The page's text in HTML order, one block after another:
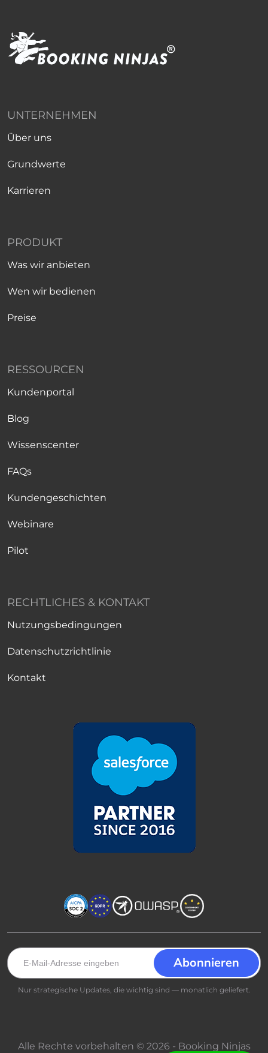
UNTERNEHMEN
Über uns
Grundwerte
Karrieren
PRODUKT
Was wir anbieten
Wen wir bedienen
Preise
RESSOURCEN
Kundenportal
Blog
Wissenscenter
FAQs
Kundengeschichten
Webinare
Pilot
RECHTLICHES & KONTAKT
Nutzungsbedingungen
Datenschutzrichtlinie
Kontakt
Nur strategische Updates, die wichtig sind — monatlich geliefert.
Alle Rechte vorbehalten © 2026 - Booking Ninjas